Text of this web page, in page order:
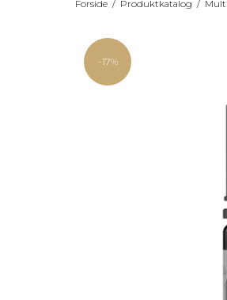
Forside / Produktkatalog /
-17%